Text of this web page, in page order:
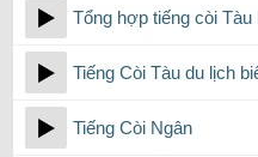
Tổng hợp tiếng còi
Tiếng Còi Tàu du lịch
Tiếng Còi Ngân